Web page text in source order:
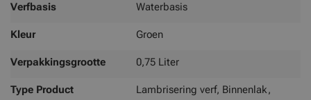
Verfbasis Waterbasis
Kleur Groen
Verpakkingsgrootte 0,75 Liter
Type Product
Lambrisering verf, Binnenlak,